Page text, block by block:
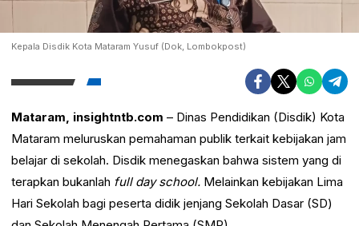
Kepala Disdik Kota Mataram Yusuf (Dok, Lombokpost)
Mataram, insightntb.com – Dinas Pendidikan (Disdik) Kota
Mataram meluruskan pemahaman publik terkait kebijakan jam
belajar di sekolah. Disdik menegaskan bahwa sistem yang di
terapkan bukanlah full day school. Melainkan kebijakan Lima
Hari Sekolah bagi peserta didik jenjang Sekolah Dasar (SD)